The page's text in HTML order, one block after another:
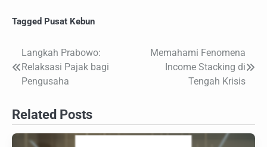
Tagged Pusat Kebun
Navigasi
pos
Langkah Prabowo:
Relaksasi Pajak bagi
Pengusaha
Memahami Fenomena
Income Stacking di
Tengah Krisis
Related Posts